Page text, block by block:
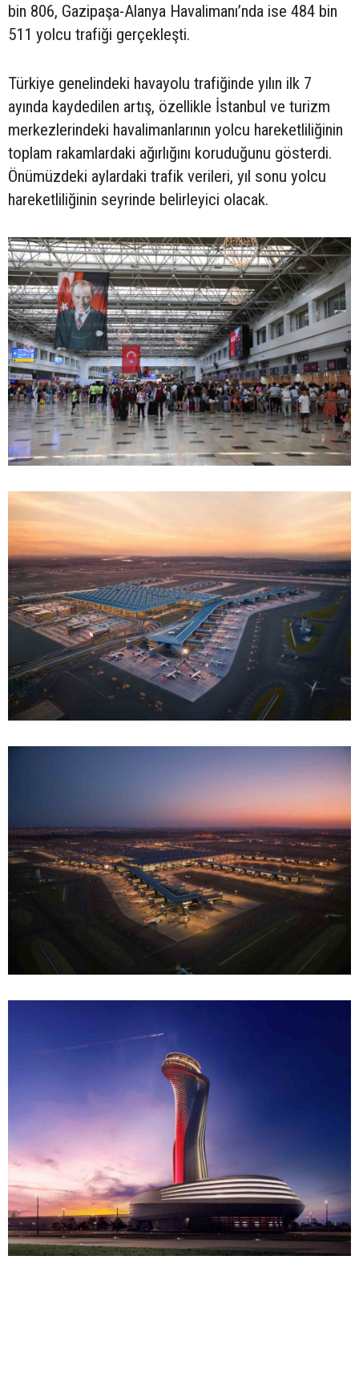
bin 806, Gazipaşa-Alanya Havalimanı’nda ise 484 bin
511 yolcu trafiği gerçekleşti.
Türkiye genelindeki havayolu trafiğinde yılın ilk 7
ayında kaydedilen artış, özellikle İstanbul ve turizm
merkezlerindeki havalimanlarının yolcu hareketliliğinin
toplam rakamlardaki ağırlığını koruduğunu gösterdi.
Önümüzdeki aylardaki trafik verileri, yıl sonu yolcu
hareketliliğinin seyrinde belirleyici olacak.